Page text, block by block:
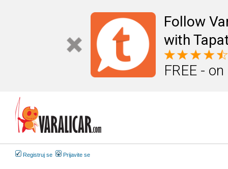
Follow
with
FREE -
Registruj se Prijavite se